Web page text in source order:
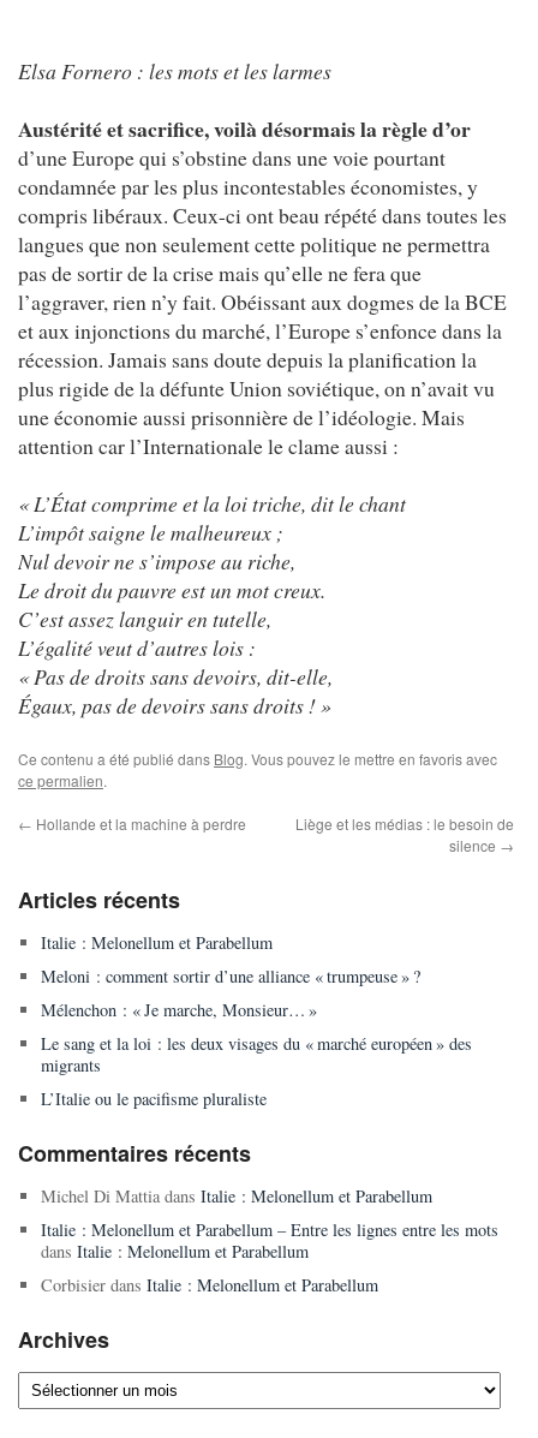
Elsa Fornero : les mots et les larmes
Austérité et sacrifice, voilà désormais la règle d’or
d’une Europe qui s’obstine dans une voie pourtant
condamnée par les plus incontestables économistes, y
compris libéraux. Ceux-ci ont beau répété dans toutes les
langues que non seulement cette politique ne permettra
pas de sortir de la crise mais qu’elle ne fera que
l’aggraver, rien n’y fait. Obéissant aux dogmes de la BCE
et aux injonctions du marché, l’Europe s’enfonce dans la
récession. Jamais sans doute depuis la planification la
plus rigide de la défunte Union soviétique, on n’avait vu
une économie aussi prisonnière de l’idéologie. Mais
attention car l’Internationale le clame aussi :
« L’État comprime et la loi triche, dit le chant
L’impôt saigne le malheureux ;
Nul devoir ne s’impose au riche,
Le droit du pauvre est un mot creux.
C’est assez languir en tutelle,
L’égalité veut d’autres lois :
« Pas de droits sans devoirs, dit-elle,
Égaux, pas de devoirs sans droits ! »
Ce contenu a été publié dans Blog. Vous pouvez le mettre en favoris avec
ce permalien.
← Hollande et la machine à perdre
Liège et les médias : le besoin de
silence →
Articles récents
Italie : Melonellum et Parabellum
Meloni : comment sortir d’une alliance « trumpeuse » ?
Mélenchon : « Je marche, Monsieur… »
Le sang et la loi : les deux visages du « marché européen » des
migrants
L’Italie ou le pacifisme pluraliste
Commentaires récents
Michel Di Mattiadans Italie : Melonellum et Parabellum
Italie : Melonellum et Parabellum – Entre les lignes entre les mots
dans Italie : Melonellum et Parabellum
Corbisierdans Italie : Melonellum et Parabellum
Archives
Archives